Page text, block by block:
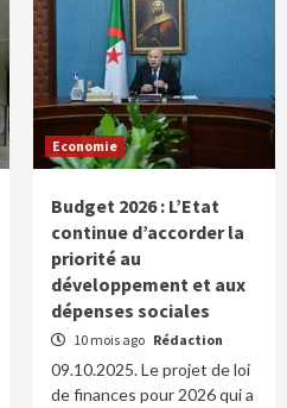
Economie
Budget 2026 : L’Etat
continue d’accorder la
priorité au
développement et aux
dépenses sociales
10 mois ago Rédaction
09.10.2025. Le projet de loi
de finances pour 2026 qui a